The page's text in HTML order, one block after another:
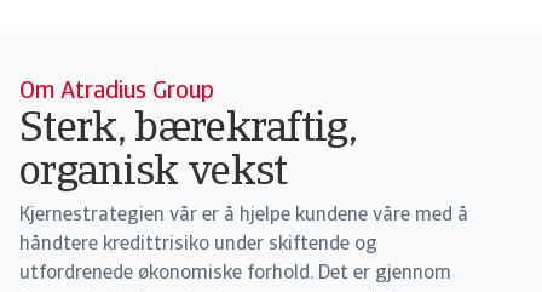
Om Atradius Group
Sterk, bærekraftig,
organisk vekst
Kjernestrategien vår er å hjelpe kundene våre med å
håndtere kredittrisiko under skiftende og
utfordrenede økonomiske forhold. Det er gjennom